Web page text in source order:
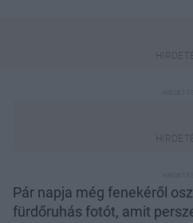
Pár napja még fenekéről
fürdőruhás fotót, amit